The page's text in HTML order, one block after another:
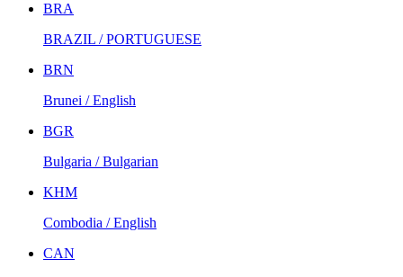
BRA
BRAZIL / PORTUGUESE
BRN
Brunei / English
BGR
Bulgaria / Bulgarian
KHM
Combodia / English
CAN